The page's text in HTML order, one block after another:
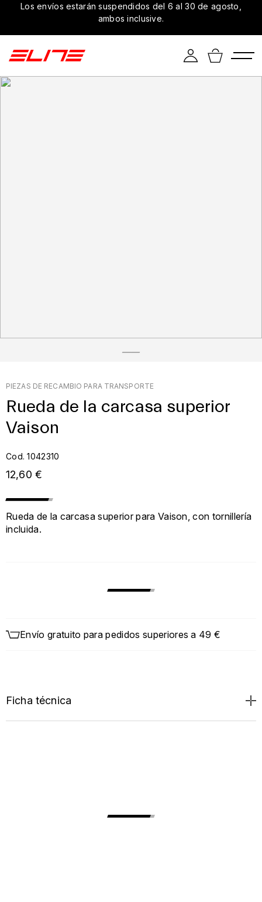
Los envíos estarán suspendidos del 6 al 30 de agosto,
ambos inclusive.
PIEZAS DE RECAMBIO PARA TRANSPORTE
Rueda de la carcasa superior
Vaison
Cod. 1042310
12,60 €
Rueda de la carcasa superior para Vaison, con tornillería
incluida.
Envío gratuito para pedidos superiores a 49 €
Ficha técnica